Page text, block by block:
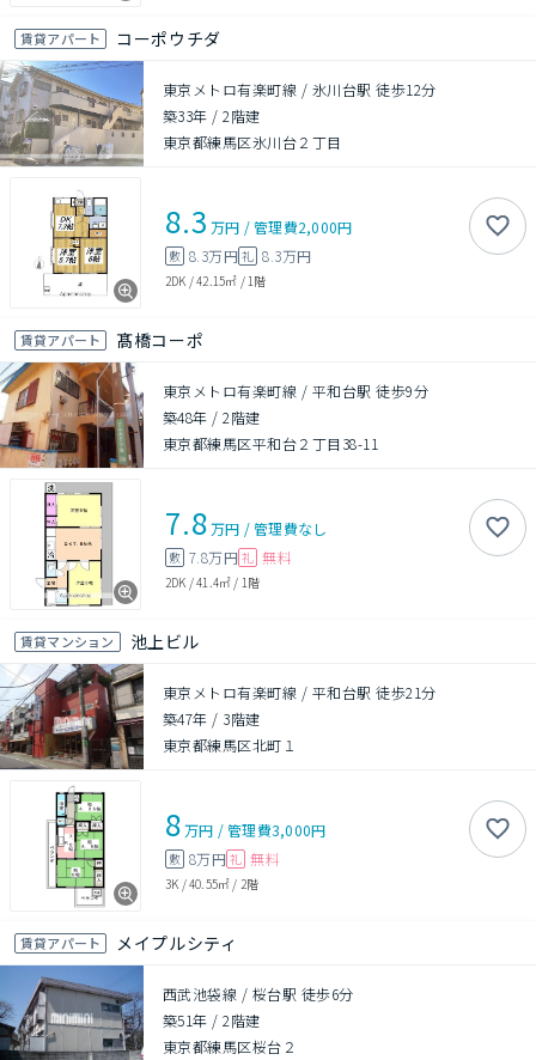
賃貸アパート コーポウチダ
東京メトロ有楽町線 / 氷川台駅 徒歩12分
築33年 /2階建
東京都練馬区氷川台２丁目
8.3 万円 /管理費2,000円
敷 8.3万円礼 8.3万円
2DK /42.15㎡ / 1階
賃貸アパート 髙橋コーポ
東京メトロ有楽町線 / 平和台駅 徒歩9分
築48年 /2階建
東京都練馬区平和台２丁目38-11
7.8万円 /管理費なし
敷 7.8万円 礼 無料
2DK /41.4㎡ / 1階
賃貸マンション 池上ビル
東京メトロ有楽町線 / 平和台駅 徒歩21分
築47年 / 3階建
東京都練馬区北町１
8万円 /管理費3,000円
敷 8万円 礼 無料
3K /40.55㎡ / 2階
賃貸アパート メイプルシティ
西武池袋線 / 桜台駅 徒歩6分
築51年 /2階建
東京都練馬区桜台２